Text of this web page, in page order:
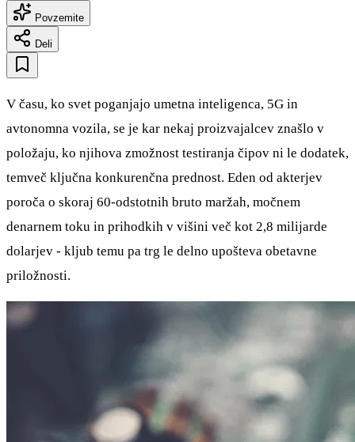
Povzemite
Deli
V času, ko svet poganjajo umetna inteligenca, 5G in
avtonomna vozila, se je kar nekaj proizvajalcev znašlo v
položaju, ko njihova zmožnost testiranja čipov ni le dodatek,
temveč ključna konkurenčna prednost. Eden od akterjev
poroča o skoraj 60-odstotnih bruto maržah, močnem
denarnem toku in prihodkih v višini več kot 2,8 milijarde
dolarjev - kljub temu pa trg le delno upošteva obetavne
priložnosti.